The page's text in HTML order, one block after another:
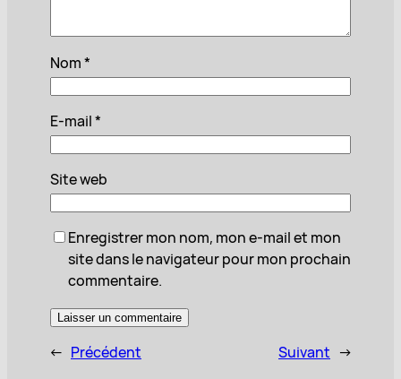
Nom*
E-mail*
Site web
Enregistrer mon nom, mon e-mail et mon
site dans le navigateur pour mon prochain
commentaire.
← Précédent Suivant →